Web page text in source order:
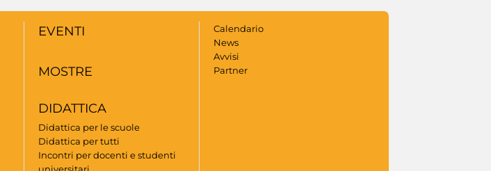
EVENTI
MOSTRE
DIDATTICA
Didattica per le scuole
Didattica per tutti
Incontri per docenti e studenti
universitari
Calendario
News
Avvisi
Partner